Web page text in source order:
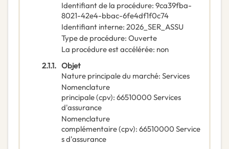
Identifiant de la procédure: 9ca39fba-
8021-42e4-bbac-6fe4df1f0c74
Identifiant interne: 2026_SER_ASSU
Type de procédure: Ouverte
La procédure est accélérée: non
2.1.1. Objet
Nature principale du marché: Services
Nomenclature
principale(cpv): 66510000 Services
d'assurance
Nomenclature
complémentaire(cpv): 66510000 Service
s d'assurance